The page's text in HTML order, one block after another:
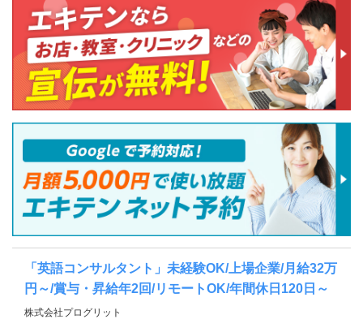
「英語コンサルタント」未経験OK/上場企業/月給32万
円～/賞与・昇給年2回/リモートOK/年間休日120日～
株式会社プログリット